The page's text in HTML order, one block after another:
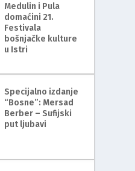
Medulin i Pula
domaćini 21.
Festivala
bošnjačke kulture
u Istri
Specijalno izdanje
“Bosne”: Mersad
Berber – Sufijski
put ljubavi